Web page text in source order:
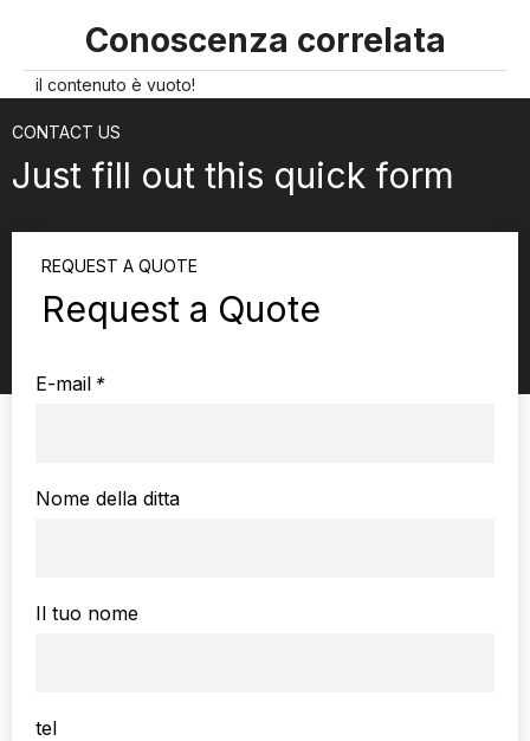
Conoscenza correlata
il contenuto è vuoto!
CONTACT US
Just fill out this quick form
REQUEST A QUOTE
Request a Quote
*
E-mail
Nome della ditta
Il tuo nome
tel